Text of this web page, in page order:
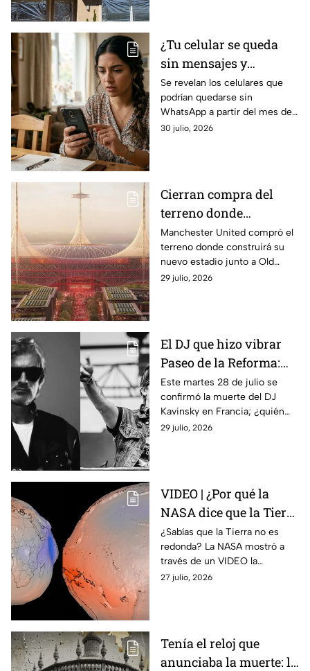
¿Tu celular se queda
sin mensajes y
llamadas? Por esta
razón podrías perder
WhatsApp en agosto;
lista de dispositivos
Se revelan los celulares que
podrían quedarse sin
WhatsApp a partir del mes de
agosto 2026 debido a ciertos
30 julio, 2026
Cierran compra del
terreno donde
construirán nuevo
estadio de equipo de
Primera División con
techo estilo carpa de
Manchester United compró el
terreno donde construirá su
nuevo estadio junto a Old
Trafford; el recinto tendrá
29 julio, 2026
El DJ que hizo vibrar
Paseo de la Reforma:
¿Quién era Kavinsky y
cuáles fueron sus
canciones más
famosas?
Este martes 28 de julio se
confirmó la muerte del DJ
Kavinsky en Francia; ¿quién
era, cuáles son sus canciones
29 julio, 2026
VIDEO | ¿Por qué la
NASA dice que la Tierra
no es una esfera
perfecta? Esta es su
verdadera forma
¿Sabías que la Tierra no es
redonda? La NASA mostró a
través de un VIDEO la
verdadera forma del planeta
27 julio, 2026
Tenía el reloj que
anunciaba la muerte: la